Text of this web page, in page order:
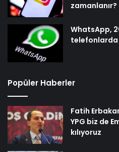
zamanlanır?
WhatsApp,
telefonlarda
Popüler Haberler
Fatih
YPG biz de
kılıyoruz